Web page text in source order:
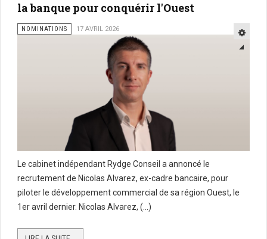
la banque pour conquérir l'Ouest
NOMINATIONS 17 AVRIL 2026
Le cabinet indépendant Rydge Conseil a annoncé le
recrutement de Nicolas Alvarez, ex-cadre bancaire, pour
piloter le développement commercial de sa région Ouest, le
1er avril dernier. Nicolas Alvarez, (...)